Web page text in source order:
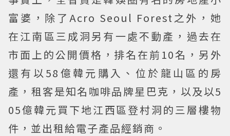
富婆，除了Acro Seoul Forest之外，她
在江南區三成洞另有一處不動產，過去在
市面上的公開價格，排名在前10名，另外
還有以58億韓元購入、位於龍山區的房
產，租客是知名咖啡品牌星巴克，以及以5
05億韓元買下地江西區登村洞的三層樓物
件，並出租給電子產品經銷商。